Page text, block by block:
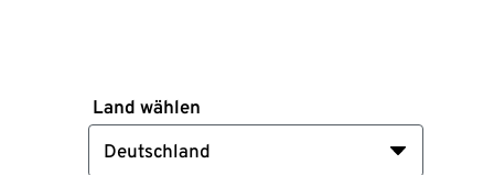
Land wählen
Deutschland